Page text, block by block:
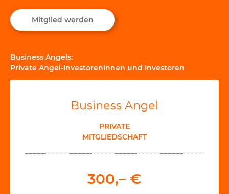
Mitglied werden
Business Angels:
Private Angel-Investoreninnen und Investoren
Business Angel
PRIVATE
MITGLIEDSCHAFT
300,– €